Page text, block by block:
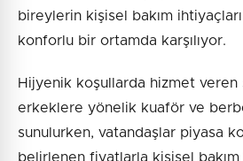
bireylerin kişisel bakım
konforlu bir ortamda karşılıyor.
Hijyenik koşullarda hizmet veren
erkeklere yönelik kuaför ve
sunulurken, vatandaşlar piyasa
belirlenen fiyatlarla kişisel